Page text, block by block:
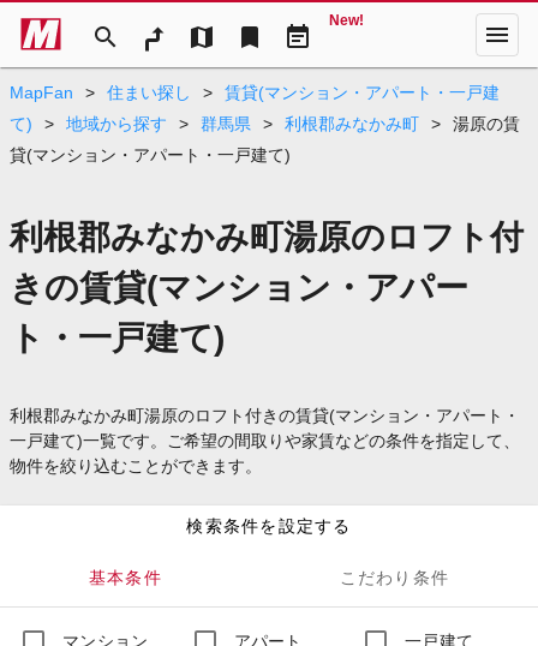
search map bookmark event_note
New! menu
MapFan > 住まい探し >
賃貸(マンション・アパート・一戸建
て)
> 地域から探す > 群馬県 > 利根郡みなかみ町 >
湯原の賃
貸(マンション・アパート・一戸建て)
利根郡みなかみ町湯原のロフト付
きの賃貸(マンション・アパー
ト・一戸建て)
利根郡みなかみ町湯原のロフト付きの賃貸(マンション・アパート・
一戸建て)一覧です。ご希望の間取りや家賃などの条件を指定して、
物件を絞り込むことができます。
検索条件を設定する
基本条件 こだわり条件
マンション アパート 一戸建て